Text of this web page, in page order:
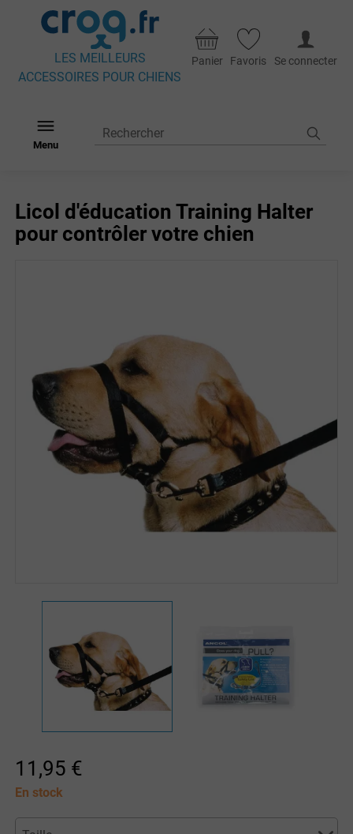
LES MEILLEURS
ACCESSOIRES POUR CHIENS
Panier Favoris Se connecter
Menu
Licol d'éducation Training Halter
pour contrôler votre chien
Zoomer sur l'image
11,95 €
En stock